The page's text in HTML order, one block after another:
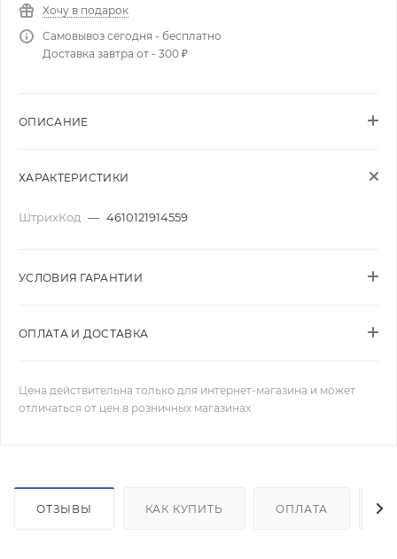
Хочу в подарок
Самовывоз сегодня - бесплатно
Доставка завтра от - 300 ₽
ОПИСАНИЕ
ХАРАКТЕРИСТИКИ
ШтрихКод — 4610121914559
УСЛОВИЯ ГАРАНТИИ
ОПЛАТА И ДОСТАВКА
Цена действительна только для интернет-магазина и может
отличаться от цен в розничных магазинах
ОТЗЫВЫ КАК КУПИТЬ ОПЛАТА